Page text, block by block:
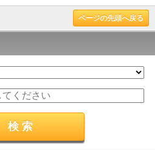
ページの先頭へ戻る